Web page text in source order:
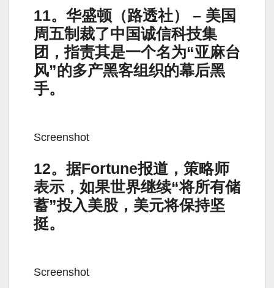
11。华盛顿（路透社） – 美国
周五制裁了中国诚信科技集
团，指责其是一个名为“亚麻台
风”的多产黑客组织的幕后黑
手。
Screenshot
12。据Fortune报道，策略师
表示，如果世界继续“将所有储
蓄”投入美股，美元将保持坚
挺。
Screenshot